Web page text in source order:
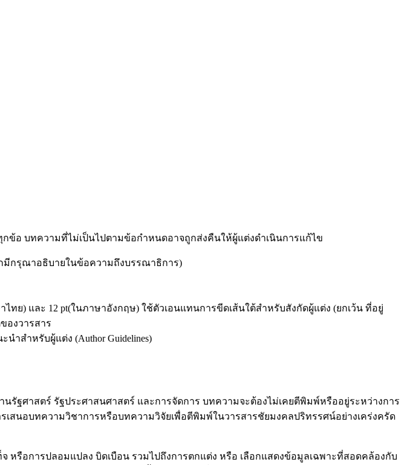
อ บทความที่ไม่เป็นไปตามข้อกำหนดอาจถูกส่งคืนให้ผู้แต่งดำเนินการแก้ไข
มีกรุณาอธิบายในข้อความถึงบรรณาธิการ)
ย) และ 12 pt(ในภาษาอังกฤษ) ใช้ตัวเอนแทนการขีดเส้นใต้สำหรับสังกัดผู้แต่ง (ยกเว้น ที่อยู่
องวารสาร
สำหรับผู้แต่ง (Author Guidelines)
ศาสตร์ รัฐประศาสนศาสตร์ และการจัดการ บทความจะต้องไม่เคยตีพิมพ์หรืออยู่ระหว่างการ
นอบทความวิชาการหรือบทความวิจัยเพื่อตีพิมพ์ในวารสารชัยมงคลปริทรรศน์อย่างเคร่งครัด
หรือการปลอมแปลง บิดเบือน รวมไปถึงการตกแต่ง หรือ เลือกแสดงข้อมูลเฉพาะที่สอดคล้องกับ